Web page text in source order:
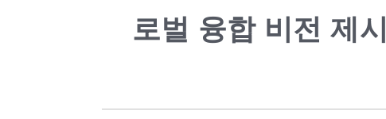
로벌 융합 비전 제시